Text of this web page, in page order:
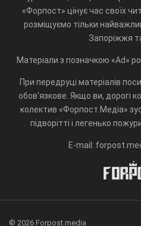
«Форпост» цінує час своїх
розміщуємо тільки
Запоріжжя
Матеріали з позначкою «Ad»
При передруці матеріалів
обов'язкове. Якщо ви, дорогі
колектив «Форпост.Медіа»
підворітті і легенько
E-mail:
© 2026 Forpost.media